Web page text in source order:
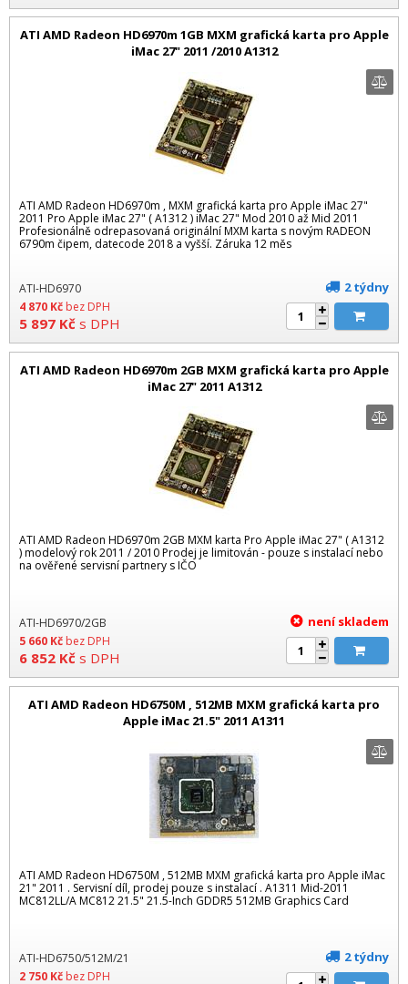
ATI AMD Radeon HD6970m 1GB MXM grafická karta pro Apple
iMac 27" 2011 /2010 A1312
ATI AMD Radeon HD6970m , MXM grafická karta pro Apple iMac 27"
2011 Pro Apple iMac 27" ( A1312 ) iMac 27" Mod 2010 až Mid 2011
Profesionálně odrepasovaná originální MXM karta s novým RADEON
6790m čipem, datecode 2018 a vyšší. Záruka 12 měs
2 týdny
ATI-HD6970
4 870 Kč bez DPH
5 897 Kč s DPH
ATI AMD Radeon HD6970m 2GB MXM grafická karta pro Apple
iMac 27" 2011 A1312
ATI AMD Radeon HD6970m 2GB MXM karta Pro Apple iMac 27" ( A1312
) modelový rok 2011 / 2010 Prodej je limitován - pouze s instalací nebo
na ověřené servisní partnery s IČO
není skladem
ATI-HD6970/2GB
5 660 Kč bez DPH
6 852 Kč s DPH
ATI AMD Radeon HD6750M , 512MB MXM grafická karta pro
Apple iMac 21.5" 2011 A1311
ATI AMD Radeon HD6750M , 512MB MXM grafická karta pro Apple iMac
21" 2011 . Servisní díl, prodej pouze s instalací . A1311 Mid-2011
MC812LL/A MC812 21.5" 21.5-Inch GDDR5 512MB Graphics Card
2 týdny
ATI-HD6750/512M/21
2 750 Kč bez DPH